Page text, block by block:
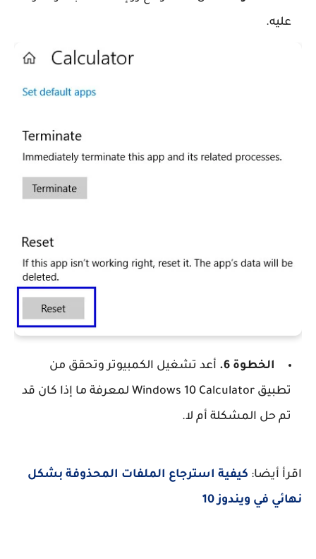
عليه.
الخطوة 6.
أعد تشغيل الكمبيوتر وتحقق من
تطبيق Windows 10 Calculator لمعرفة ما إذا كان قد
تم حل المشكلة أم لا.
اقرأ أيضا: كيفية استرجاع الملفات المحذوفة بشكل
نهائي في ويندوز 10